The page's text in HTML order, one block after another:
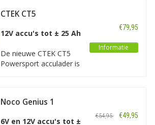
accu’s van 40Ah tot en
10 is geschikt voor alle
en tevens voor lithium
accu's.
CTEK CT5
Lithium
12V accu's tot ± 25 Ah
De nieuwe CTEK CT5
Powersport acculader is
Powersport voertuigen
€79,95
Informatie
Noco Genius 1
Druppellader
6V en 12V accu's tot ±
€54,95 €49,95